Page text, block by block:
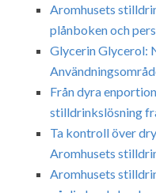
Aromhusets
plånboken och
Glycerin Glycerol:
Från dyra
stilldrinkslösning
Ta kontroll över
Aromhusets
Aromhusets